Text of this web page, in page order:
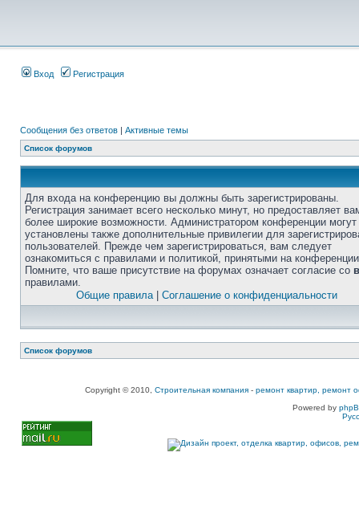
Вход Регистрация
Сообщения без ответов | Активные темы
Список форумов
Для входа на конференцию вы должны быть зарегистрированы.
Регистрация занимает всего несколько минут, но предоставляет
более широкие возможности. Администратором конференции
установлены также дополнительные привилегии для
пользователей. Прежде чем зарегистрироваться, вам следует
ознакомиться с правилами и политикой, принятыми на
Помните, что ваше присутствие на форумах означает согласие со
правилами.
Общие правила| Соглашение о конфиденциальности
Список форумов
Copyright © 2010, Строительная компания - ремонт квартир, ремонт
Powered by